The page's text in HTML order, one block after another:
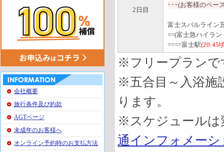
会社概要
旅行条件及び約款
AGTページ
未成年のお客様へ
オンライン予約時のお支払方法
2 日 目
･･･(お客様のペー
富士スバルライン
==(富士急ハイラ
====富士駅(20:45
※フリープランで
※五合目～入浴施
ります。
※スケジュールは
通インフォメーシ